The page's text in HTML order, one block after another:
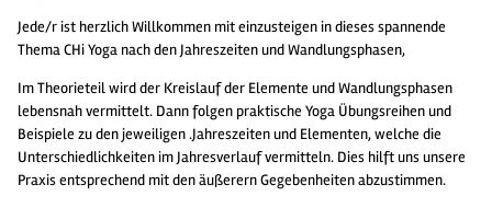
Jede/r ist herzlich Willkommen mit einzusteigen in dieses spannende
Thema CHi Yoga nach den Jahreszeiten und Wandlungsphasen,
Im Theorieteil wird der Kreislauf der Elemente und Wandlungsphasen
lebensnah vermittelt. Dann folgen praktische Yoga Übungsreihen und
Beispiele zu den jeweiligen .Jahreszeiten und Elementen, welche die
Unterschiedlichkeiten im Jahresverlauf vermitteln. Dies hilft uns unsere
Praxis entsprechend mit den äußerern Gegebenheiten abzustimmen.